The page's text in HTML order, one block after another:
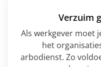
Verzuim
Als werkgever moet
het
arbodienst. Zo